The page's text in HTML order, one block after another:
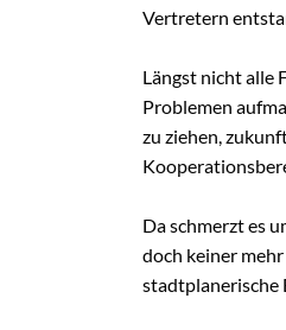
Vertretern
Längst nicht alle
Problemen
zu ziehen,
Da schmerzt es
doch keiner
stadtplanerische